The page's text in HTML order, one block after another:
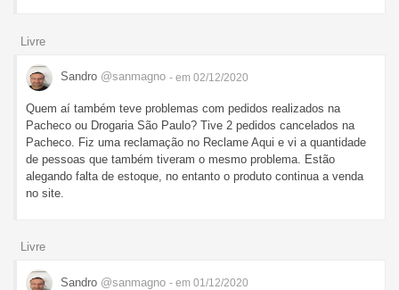
Livre
Sandro @sanmagno - em 02/12/2020
Quem aí também teve problemas com pedidos realizados na
Pacheco ou Drogaria São Paulo? Tive 2 pedidos cancelados na
Pacheco. Fiz uma reclamação no Reclame Aqui e vi a quantidade
de pessoas que também tiveram o mesmo problema. Estão
alegando falta de estoque, no entanto o produto continua a venda
no site.
Livre
Sandro @sanmagno - em 01/12/2020